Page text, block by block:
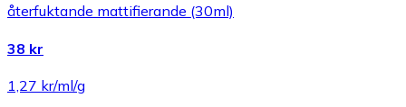
återfuktande mattifierande (30ml)
38 kr
1,27 kr/ml/g